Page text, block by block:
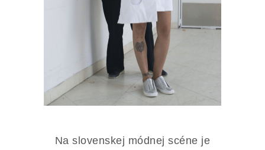
Na slovenskej módnej scéne je